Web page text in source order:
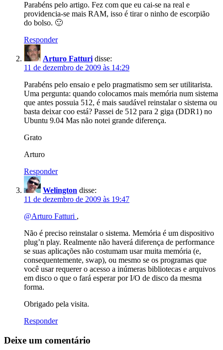
Parabéns pelo artigo. Fez com que eu cai-se na real e
providencia-se mais RAM, isso é tirar o ninho de escorpião
do bolso. 🙂
Responder
Arturo Fatturi disse:
11 de dezembro de 2009 às 14:29
Parabéns pelo ensaio e pelo pragmatismo sem ser utilitarista.
Uma pergunta: quando colocamos mais memória num sistema
que antes possuia 512, é mais saudável reinstalar o sistema ou
basta deixar coo está? Passei de 512 para 2 giga (DDR1) no
Ubuntu 9.04 Mas não notei grande diferença.
Grato
Arturo
Responder
Welington disse:
11 de dezembro de 2009 às 19:47
@Arturo Fatturi ,
Não é preciso reinstalar o sistema. Memória é um dispositivo
plug’n play. Realmente não haverá diferença de performance
se suas aplicações não costumam usar muita memória (e,
consequentemente, swap), ou mesmo se os programas que
você usar requerer o acesso a inúmeras bibliotecas e arquivos
em disco o que o fará esperar por I/O de disco da mesma
forma.
Obrigado pela visita.
Responder
Deixe um comentário